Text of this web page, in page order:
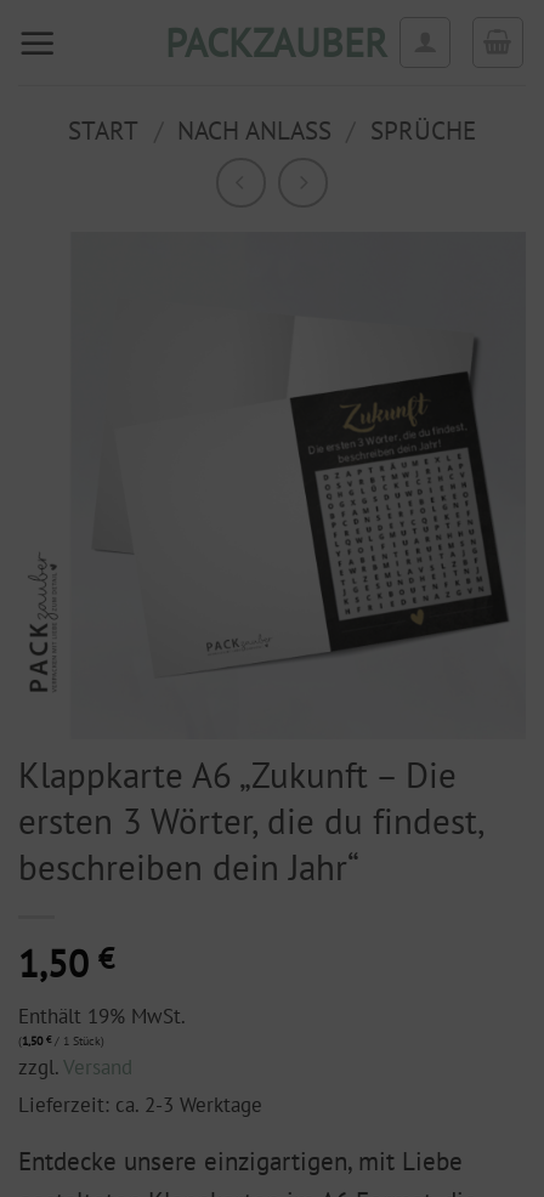
Inhalt
PACKZAUBER
START NACH ANLASS SPRÜCHE
Klappkarte A6 „Zukunft – Die
ersten 3 Wörter, die du findest,
beschreiben dein Jahr“
1,50 €
Enthält 19% MwSt.
(1,50 €/ 1 Stück)
zzgl.Versand
Lieferzeit: ca. 2-3 Werktage
Entdecke unsere einzigartigen, mit Liebe